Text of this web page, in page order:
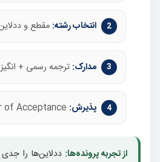
انتخاب رشته: مقطع و
مدارک: ترجمه رسمی +
پذیرش:
از تجربه پرونده‌ها: ددلاین‌ها را جدی